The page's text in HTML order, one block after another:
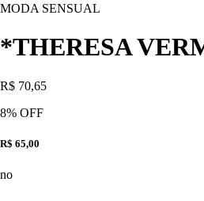
MODA SENSUAL
*THERESA
R$ 70,65
8% OFF
R$ 65,00
no